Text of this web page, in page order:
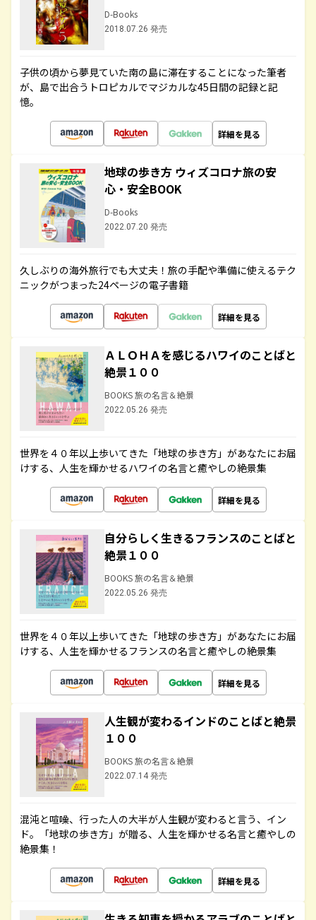
D-Books
2018.07.26 発売
子供の頃から夢見ていた南の島に滞在することになった筆者
が、島で出合うトロピカルでマジカルな45日間の記録と記
憶。
詳細を見る
地球の歩き方 ウィズコロナ旅の安
心・安全BOOK
D-Books
2022.07.20 発売
久しぶりの海外旅行でも大丈夫！旅の手配や準備に使えるテク
ニックがつまった24ページの電子書籍
詳細を見る
ＡＬＯＨＡを感じるハワイのことばと
絶景１００
BOOKS 旅の名言＆絶景
2022.05.26 発売
世界を４０年以上歩いてきた「地球の歩き方」があなたにお届
けする、人生を輝かせるハワイの名言と癒やしの絶景集
詳細を見る
自分らしく生きるフランスのことばと
絶景１００
BOOKS 旅の名言＆絶景
2022.05.26 発売
世界を４０年以上歩いてきた「地球の歩き方」があなたにお届
けする、人生を輝かせるフランスの名言と癒やしの絶景集
詳細を見る
人生観が変わるインドのことばと絶景
１００
BOOKS 旅の名言＆絶景
2022.07.14 発売
混沌と喧噪、行った人の大半が人生観が変わると言う、イン
ド。「地球の歩き方」が贈る、人生を輝かせる名言と癒やしの
絶景集！
詳細を見る